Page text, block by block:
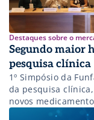
Destaques sobre o
Segundo maior
pesquisa clínica
1º Simpósio da
da pesquisa
novos